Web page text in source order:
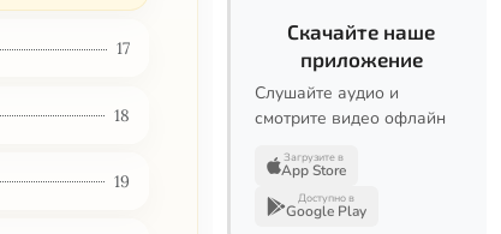
17
18
19
Скачайте наше
приложение
Слушайте аудио и
смотрите видео офлайн
Загрузите в
App Store
Доступно в
Google Play